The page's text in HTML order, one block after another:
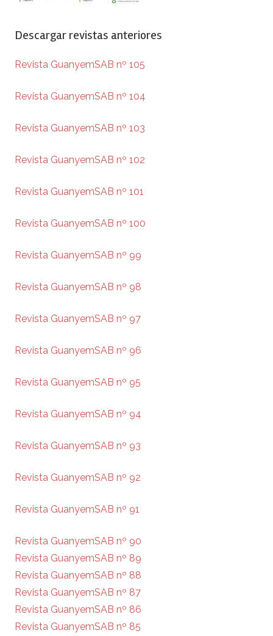
Descargar revistas anteriores
Revista GuanyemSAB nº 105
Revista GuanyemSAB nº 104
Revista GuanyemSAB nº 103
Revista GuanyemSAB nº 102
Revista GuanyemSAB nº 101
Revista GuanyemSAB nº 100
Revista GuanyemSAB nº 99
Revista GuanyemSAB nº 98
Revista GuanyemSAB nº 97
Revista GuanyemSAB nº 96
Revista GuanyemSAB nº 95
Revista GuanyemSAB nº 94
Revista GuanyemSAB nº 93
Revista GuanyemSAB nº 92
Revista GuanyemSAB nº 91
Revista GuanyemSAB nº 90
Revista GuanyemSAB nº 89
Revista GuanyemSAB nº 88
Revista GuanyemSAB nº 87
Revista GuanyemSAB nº 86
Revista GuanyemSAB nº 85